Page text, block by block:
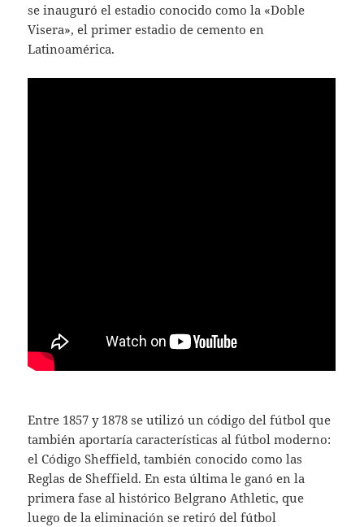
se inauguró el estadio conocido como la «Doble
Visera», el primer estadio de cemento en
Latinoamérica.
Entre 1857 y 1878 se utilizó un código del fútbol que
también aportaría características al fútbol moderno:
el Código Sheffield, también conocido como las
Reglas de Sheffield. En esta última le ganó en la
primera fase al histórico Belgrano Athletic, que
luego de la eliminación se retiró del fútbol